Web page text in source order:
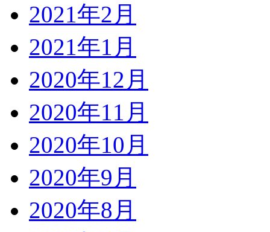
2021年2月
2021年1月
2020年12月
2020年11月
2020年10月
2020年9月
2020年8月